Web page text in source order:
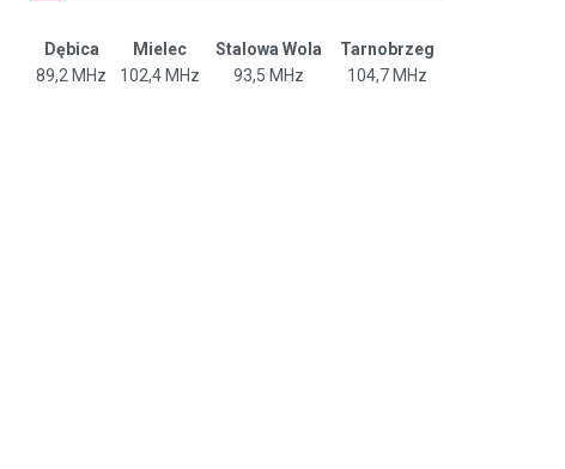
Dębica Mielec Stalowa Wola
Tarnobrzeg
89,2 MHz
102,4 MHz 93,5 MHz 104,7 MHz